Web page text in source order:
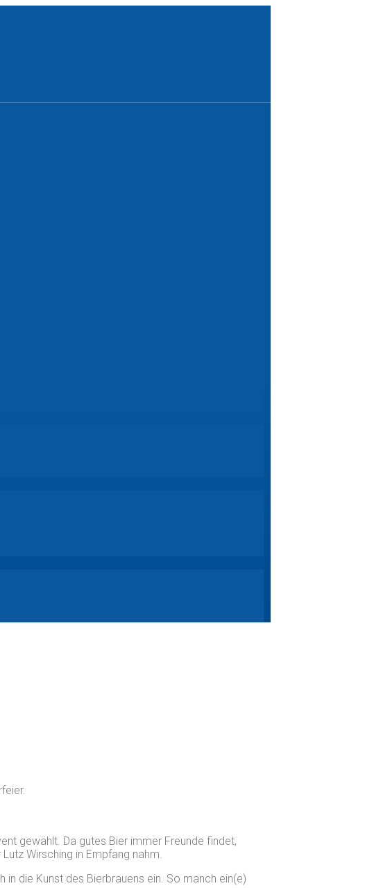
gewählt. Da gutes Bier immer Freunde findet,
Wirsching in Empfang nahm.
die Kunst des Bierbrauens ein. So manch ein(e)